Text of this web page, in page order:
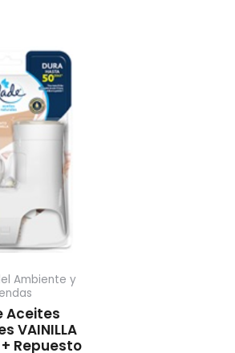
Ambiente y
Aceites
VAINILLA
Repuesto